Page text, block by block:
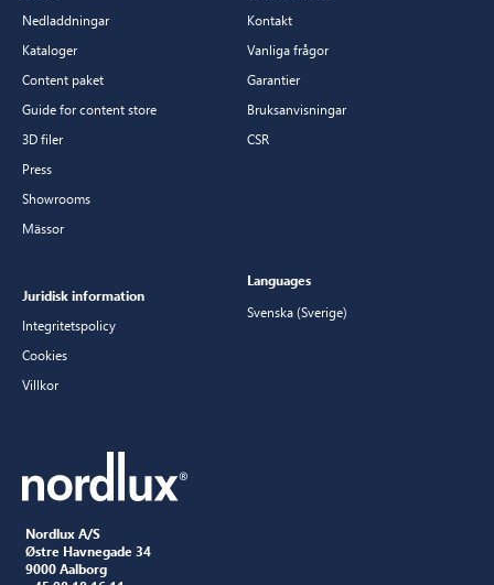
Nordlux A/S
Østre Havnegade 34
9000 Aalborg
Nedladdningar
Kataloger
Content paket
Guide for content store
3D filer
Press
Showrooms
Mässor
Kontakt
Vanliga frågor
Garantier
Bruksanvisningar
CSR
Juridisk information
Integritetspolicy
Cookies
Villkor
Languages
Svenska (Sverige)